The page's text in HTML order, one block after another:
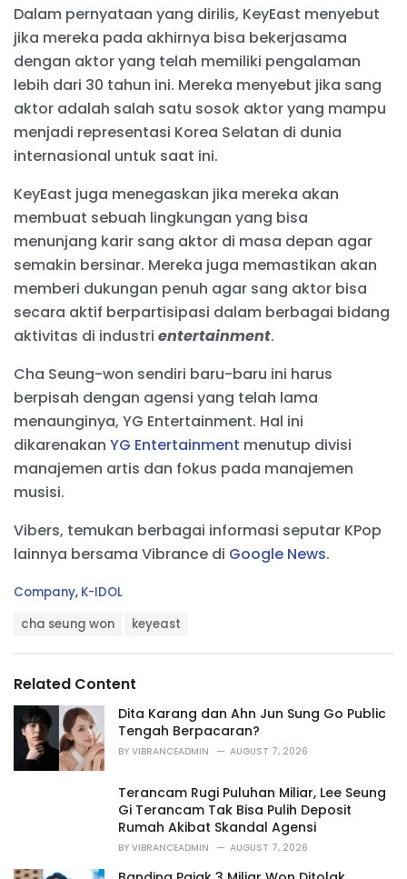
Dalam pernyataan yang dirilis, KeyEast menyebut
jika mereka pada akhirnya bisa bekerjasama
dengan aktor yang telah memiliki pengalaman
lebih dari 30 tahun ini. Mereka menyebut jika sang
aktor adalah salah satu sosok aktor yang mampu
menjadi representasi Korea Selatan di dunia
internasional untuk saat ini.
KeyEast juga menegaskan jika mereka akan
membuat sebuah lingkungan yang bisa
menunjang karir sang aktor di masa depan agar
semakin bersinar. Mereka juga memastikan akan
memberi dukungan penuh agar sang aktor bisa
secara aktif berpartisipasi dalam berbagai bidang
aktivitas di industri entertainment.
Cha Seung-won sendiri baru-baru ini harus
berpisah dengan agensi yang telah lama
menaunginya, YG Entertainment. Hal ini
dikarenakan YG Entertainment menutup divisi
manajemen artis dan fokus pada manajemen
musisi.
Vibers, temukan berbagai informasi seputar KPop
lainnya bersama Vibrance di Google News.
C
r
i
Company, K-IDOL
:
cha seung won keyeast
Related Content
Dita Karang dan Ahn Jun Sung Go Public
Tengah Berpacaran?
BY VIBRANCEADMIN AUGUST 7, 2026
Terancam Rugi Puluhan Miliar, Lee Seung
Gi Terancam Tak Bisa Pulih Deposit
Rumah Akibat Skandal Agensi
BY VIBRANCEADMIN AUGUST 7, 2026